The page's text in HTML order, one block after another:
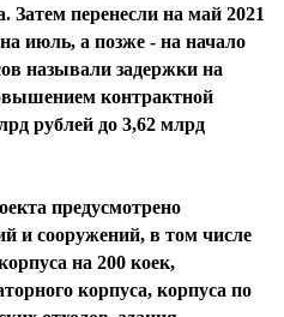
Затем перенесли на май 2021
июль, а позже - на начало
называли задержки на
контрактной
рублей до 3,62 млрд
предусмотрено
и сооружений, в том числе
на 200 коек,
корпуса, корпуса по